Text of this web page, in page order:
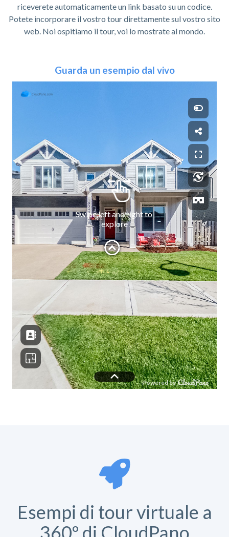
riceverete automaticamente un link basato su un codice.
Potete incorporare il vostro tour direttamente sul vostro sito
web. Noi ospitiamo il tour, voi lo mostrate al mondo.
Guarda un esempio dal vivo
Esempi di tour virtuale a